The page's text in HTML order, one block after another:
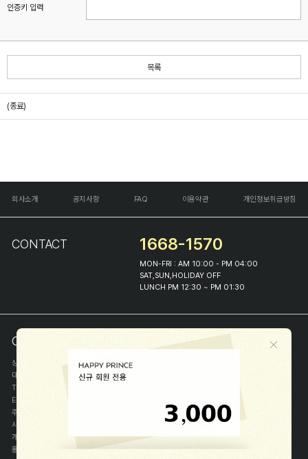
인증키 입력
목록
(종료)
회사소개 공지사항 FAQ 이용약관 개인정보취급방침
CONTACT 1668-1570
MON-FRI : AM 10:00 - PM 04:00
SAT,SUN,HOLIDAY OFF
LUNCH PM 12:30 ~ PM 01:30
COMPANY INFO
상호
(주)해피프린스
대표
이화진
TEL
E-MAIL
주소
사업자등록번호
개인정보관리자
이화진
통신판매신고번호
제 2018-서울종로-1384 호[사업자정보확인]